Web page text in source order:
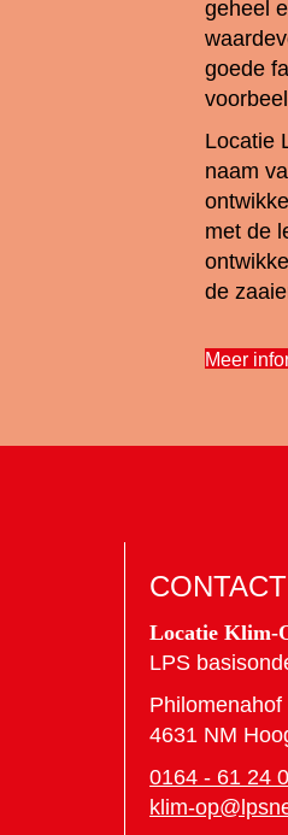
geheel
goede
Locatie
naam
met de
de
Meer
CONTACT
Locatie Klim-
LPS
Philomenahof
4631 NM
0164 - 61 24
klim-